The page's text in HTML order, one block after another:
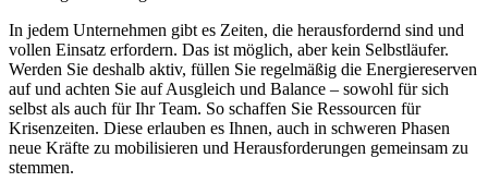
In jedem Unternehmen gibt es Zeiten, die herausfordernd sind und
vollen Einsatz erfordern. Das ist möglich, aber kein Selbstläufer.
Werden Sie deshalb aktiv, füllen Sie regelmäßig die Energiereserven
auf und achten Sie auf Ausgleich und Balance – sowohl für sich
selbst als auch für Ihr Team. So schaffen Sie Ressourcen für
Krisenzeiten. Diese erlauben es Ihnen, auch in schweren Phasen
neue Kräfte zu mobilisieren und Herausforderungen gemeinsam zu
stemmen.